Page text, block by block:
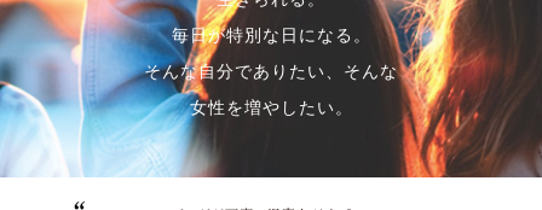
毎日が特別な日になる。
そんな自分でありたい、そんな
女性を増やしたい。